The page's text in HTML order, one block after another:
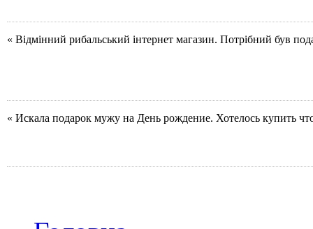
« Відмінний рибальський інтернет магазин. Потрібний був
« Искала подарок мужу на День рождение. Хотелось купить